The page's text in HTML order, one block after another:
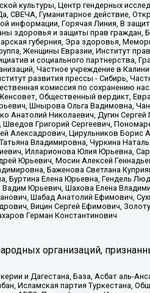
культуры, Центр гендерных
Гуманитарное действие,
Горячая Линия, В
здоровья и защиты прав
губерния, Эра здоровья,
Женщины Евразии, Институт
и социального партнерства,
Частное учреждение в
развития прессы - Сибирь,
комиссия по сохранению
Общественный вердикт,
Шнырова Ольга Вадимовна,
Анатолий Николаевич, Дугин
Григорий Сергеевич,
Алексадрович, Цирульников Борис
Владимировна, Чуркина
Илларионова Юлия Юрьевна,
Юрьевич, Мосин Алексей
Баженова Светлана
Буртина Елена Юрьевна, Гендель
Юрьевич, Шахова Елена
Шабад Анатолий Ефимович,
Вицин Сергей Ефимович,
Герман Константинович
организаций,
и Дагестана, База, Асбат аль-
Исламская партия Туркестана,